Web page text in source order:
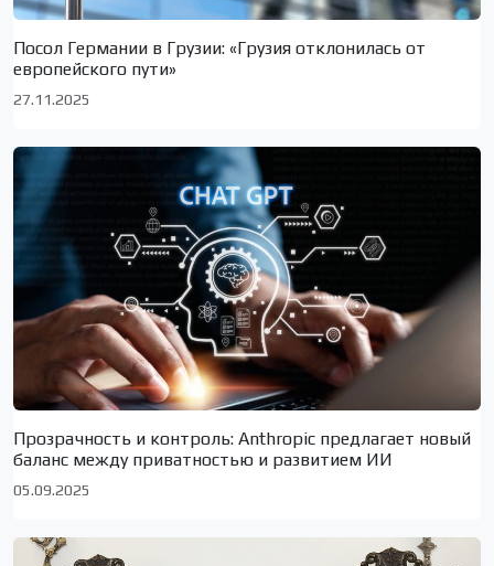
Посол Германии в Грузии: «Грузия отклонилась от
европейского пути»
27.11.2025
Прозрачность и контроль: Anthropic предлагает новый
баланс между приватностью и развитием ИИ
05.09.2025